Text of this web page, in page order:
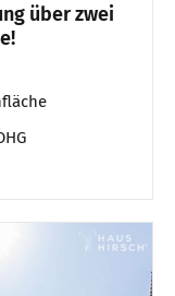
über zwei